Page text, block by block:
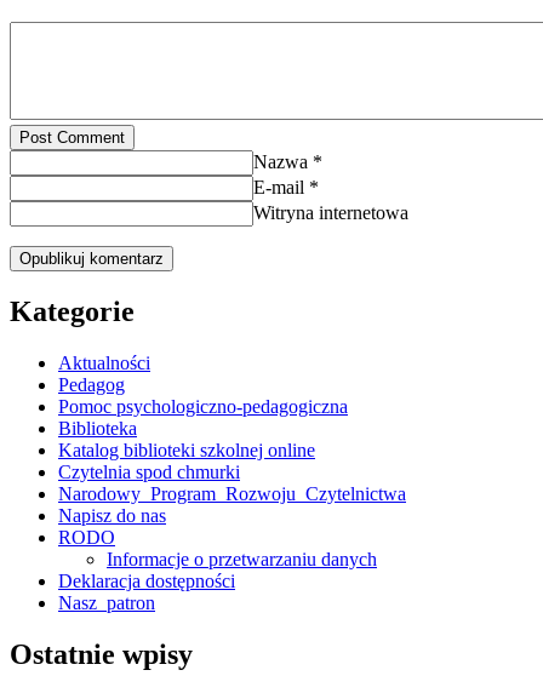
Post Comment
Nazwa *
E-mail *
Witryna internetowa
Kategorie
Aktualności
Pedagog
Pomoc psychologiczno-pedagogiczna
Biblioteka
Katalog biblioteki szkolnej online
Czytelnia spod chmurki
Narodowy_Program_Rozwoju_Czytelnictwa
Napisz do nas
RODO
Informacje o przetwarzaniu danych
Deklaracja dostępności
Nasz_patron
Ostatnie wpisy